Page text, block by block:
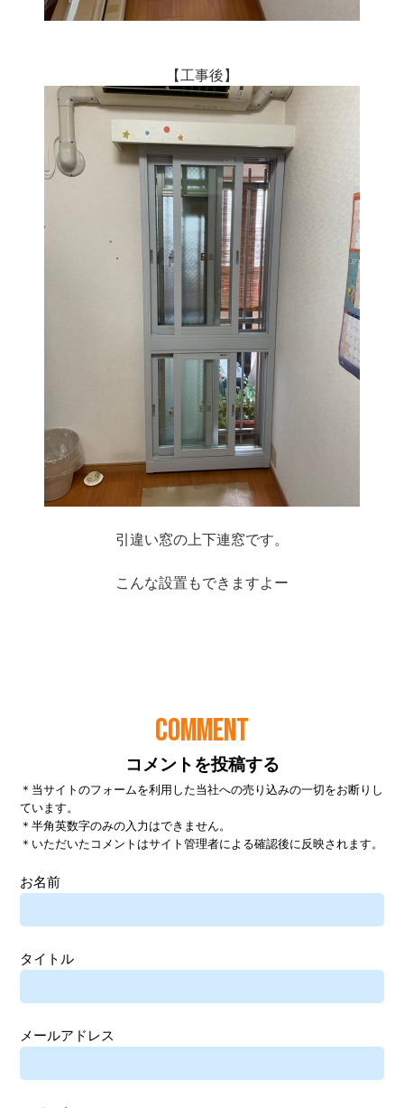
COMMENT
コメントを投稿する
＊当サイトのフォームを利用した当社への売り込みの一切をお断りし
ています。
＊半角英数字のみの入力はできません。
＊いただいたコメントはサイト管理者による確認後に反映されます。
お名前
タイトル
メールアドレス